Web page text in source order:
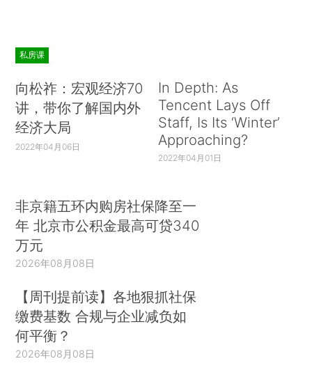
私房课
向松祚：宏观经济70
讲，带你了解国内外
经济大局
2022年04月06日
In Depth: As
Tencent Lays Off
Staff, Is Its ‘Winter’
Approaching?
2022年04月01日
非京籍五环内购房社保降至一
年 北京市公积金最高可贷340
万元
2026年08月08日
【周刊提前读】各地狠抓社保
缴费基数 合规与企业减负如
何平衡？
2026年08月08日